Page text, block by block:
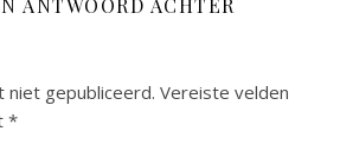
ANTWOORD ACHTER
niet gepubliceerd. Vereiste velden
*